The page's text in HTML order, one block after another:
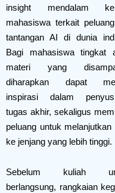
insight mendalam
mahasiswa terkait
tantangan AI di dunia
Bagi mahasiswa tingkat
materi yang
diharapkan dapat
inspirasi dalam
tugas akhir, sekaligus
peluang untuk melanjutkan
ke jenjang yang lebih tinggi.
Sebelum kuliah
berlangsung, rangkaian